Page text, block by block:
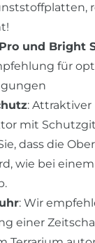
und Bright
für
: Attraktiver
mit
dass die
wie bei einem
: Wir
einer